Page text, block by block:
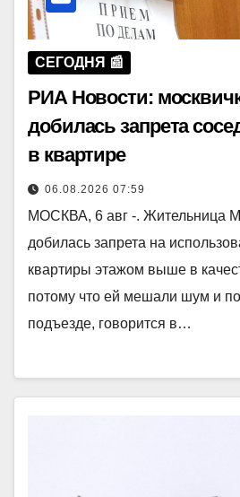
СЕГОДНЯ 📰
РИА Новости:
добилась запрета
в квартире
06.08.2026 07:59
МОСКВА, 6 авг -. Жительница
добилась запрета на
квартиры этажом выше в
потому что ей мешали шум и
подъезде, говорится в…